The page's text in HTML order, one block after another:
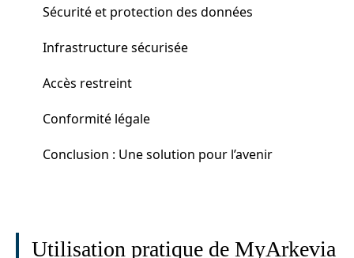
Sécurité et protection des données
Infrastructure sécurisée
Accès restreint
Conformité légale
Conclusion : Une solution pour l’avenir
Utilisation pratique de MyArkevia